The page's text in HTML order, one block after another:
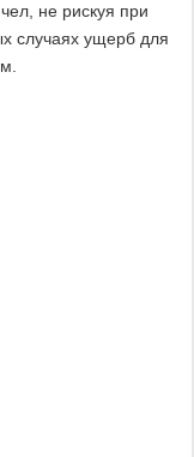
не рискуя при
случаях ущерб для